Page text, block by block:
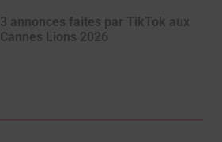
3 annonces faites par TikTok aux
Cannes Lions 2026